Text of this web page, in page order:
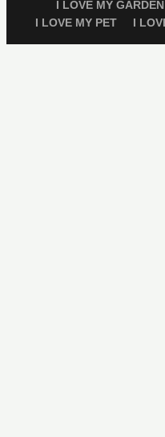
I LOVE MY GARDEN
I LOVE MY PET
I